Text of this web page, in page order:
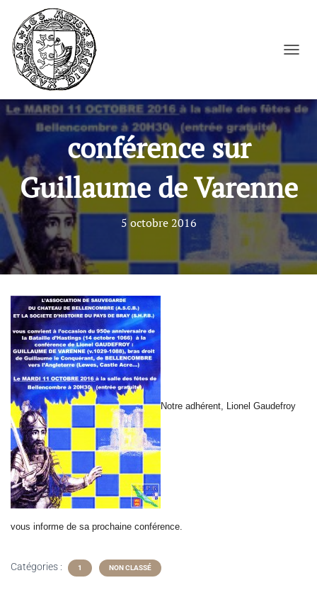
conférence sur
Guillaume de Varenne
5 octobre 2016
Notre adhérent, Lionel Gaudefroy
vous informe de sa prochaine conférence.
Catégories : 1 NON CLASSÉ
Cookies management panel